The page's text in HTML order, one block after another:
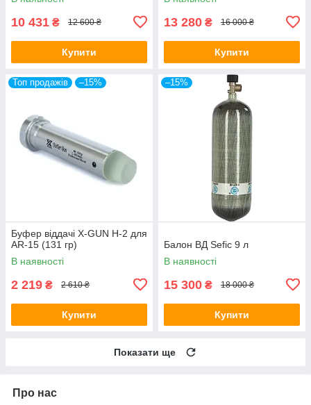
10 431 ₴ 12 600 ₴
Купити
13 280 ₴ 16 000 ₴
Купити
Топ продажів –15%
Буфер віддачі X-GUN H-2 для
AR-15 (131 гр)
В наявності
2 219 ₴ 2 610 ₴
Купити
–15%
Балон ВД Sefic 9 л
В наявності
15 300 ₴ 18 000 ₴
Купити
Показати ще
Про нас